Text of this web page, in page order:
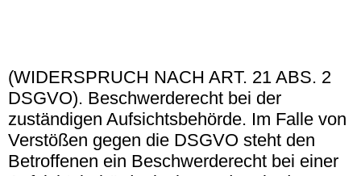
(WIDERSPRUCH NACH ART. 21 ABS. 2
DSGVO). Beschwerderecht bei der
zuständigen Aufsichtsbehörde. Im Falle von
Verstößen gegen die DSGVO steht den
Betroffenen ein Beschwerderecht bei einer